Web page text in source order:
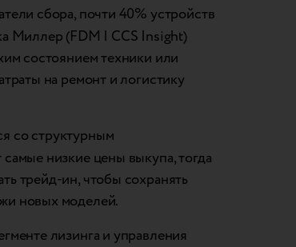
сбора, почти 40% устройств
Миллер (FDM | CCS Insight)
состоянием техники или
на ремонт и логистику
со структурным
низкие цены выкупа, тогда
трейд-ин, чтобы сохранять
новых моделей.
лизинга и управления